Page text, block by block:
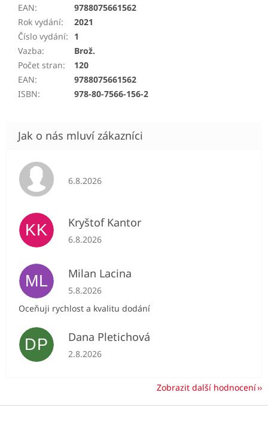
EAN:
9788075661562
Rok vydání:
2021
Číslo vydání:
1
Vazba:
Brož.
Počet stran:
120
EAN:
9788075661562
ISBN: 978-80-7566-156-2
Hodnocení obchodu je 5 z 5 hvězdiček.
6.8.2026
KK Kryštof Kantor
Hodnocení obchodu je 5 z 5 hvězdiček.
6.8.2026
ML Milan Lacina
Hodnocení obchodu je 5 z 5 hvězdiček.
5.8.2026
Oceňuji rychlost a kvalitu dodání
DP Dana Pletichová
Hodnocení obchodu je 5 z 5 hvězdiček.
2.8.2026
Zobrazit další hodnocení
Z